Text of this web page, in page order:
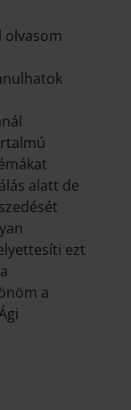
olvasom
alatt de
ezt
a